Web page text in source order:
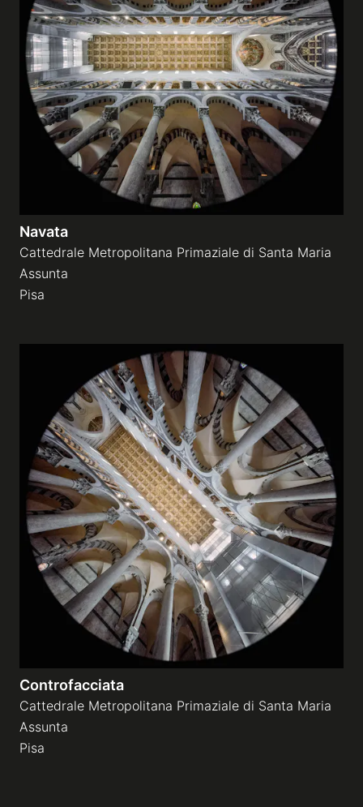
Navata
Cattedrale Metropolitana Primaziale di Santa Maria
Assunta
Pisa
Controfacciata
Cattedrale Metropolitana Primaziale di Santa Maria
Assunta
Pisa